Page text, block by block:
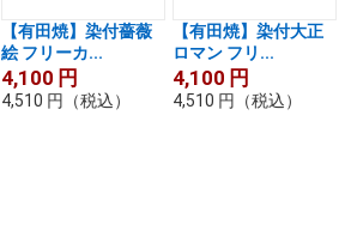
【有田焼】染付薔薇
絵 フリーカ...
4,100 円
4,510 円 （税込）
【有田焼】染付大正
ロマン フリ...
4,100 円
4,510 円 （税込）